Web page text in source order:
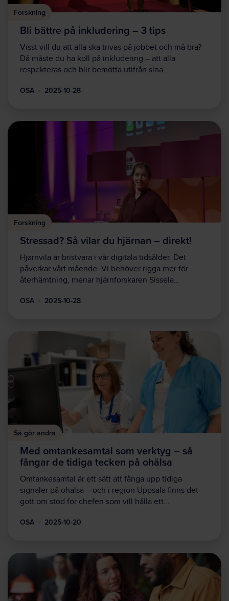
Forskning
Bli bättre på inkludering – 3 tips
Visst vill du att alla ska trivas på jobbet och må bra?
Då måste du ha koll på inkludering – att alla
respekteras och blir bemötta utifrån sina…
OSA 2025-10-28
Forskning
Stressad? Så vilar du hjärnan – direkt!
Hjärnvila är bristvara i vår digitala tidsålder. Det
påverkar vårt mående. Vi behöver rigga mer för
återhämtning, menar hjärnforskaren Sissela…
OSA 2025-10-28
Så gör andra
Med omtankesamtal som verktyg – så
fångar de tidiga tecken på ohälsa
Omtankesamtal är ett sätt att fånga upp tidiga
signaler på ohälsa – och i region Uppsala finns det
gott om stöd för chefen som vill hålla ett…
OSA 2025-10-20